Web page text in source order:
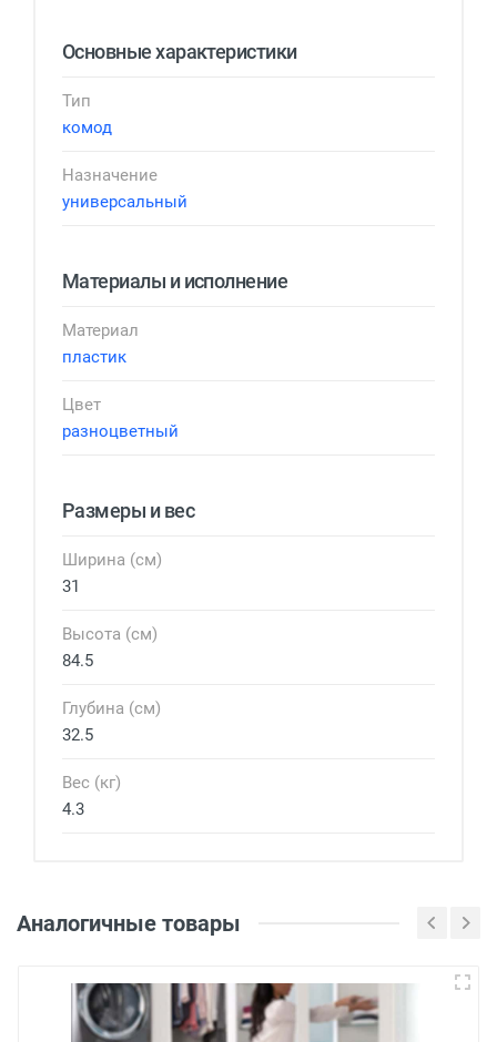
Основные характеристики
Тип
комод
Назначение
универсальный
Материалы и исполнение
Материал
пластик
Цвет
разноцветный
Размеры и вес
Ширина (см)
31
Высота (см)
84.5
Глубина (см)
32.5
Вес (кг)
4.3
Войдите, чтобы
оставить отзыв
Аналогичные товары